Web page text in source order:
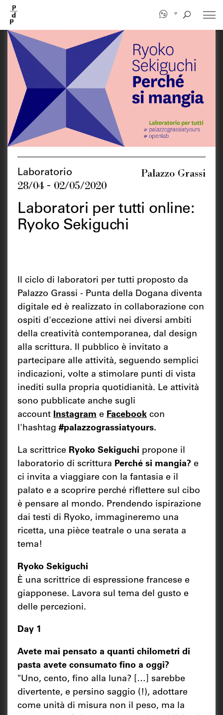
contenuto
principale
Laboratorio
28/04 - 02/05/2020
Palazzo Grassi
Laboratori per tutti online:
Ryoko Sekiguchi
Il ciclo di laboratori per tutti proposto da
Palazzo Grassi - Punta della Dogana diventa
digitale ed è realizzato in collaborazione con
ospiti d'eccezione attivi nei diversi ambiti
della creatività contemporanea, dal design
alla scrittura. Il pubblico è invitato a
partecipare alle attività, seguendo semplici
indicazioni, volte a stimolare punti di vista
inediti sulla propria quotidianità. Le attività
sono pubblicate anche sugli
account Instagram e Facebook con
l'hashtag#palazzograssiatyours.
La scrittrice Ryoko Sekiguchi propone il
laboratorio di scrittura Perché si mangia? e
ci invita a viaggiare con la fantasia e il
palato e a scoprire perché riflettere sul cibo
è pensare al mondo. Prendendo ispirazione
dai testi di Ryoko, immagineremo una
ricetta, una pièce teatrale o una serata a
tema!
Ryoko Sekiguchi
È una scrittrice di espressione francese e
giapponese. Lavora sul tema del gusto e
delle percezioni.
Day 1
Avete mai pensato a quanti chilometri di
pasta avete consumato fino a oggi?
"Uno, cento, fino alla luna? […] sarebbe
divertente, e persino saggio (!), adottare
come unità di misura non il peso, ma la